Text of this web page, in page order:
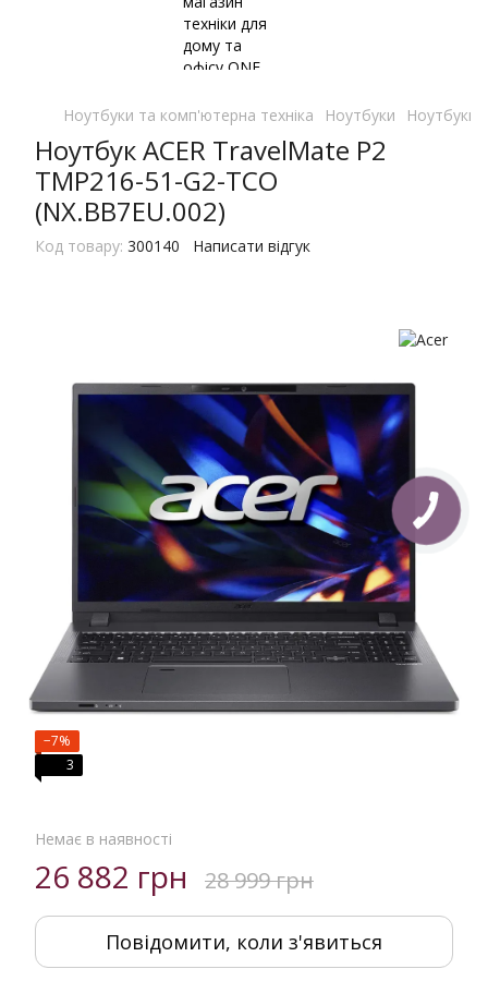
Ноутбуки та комп'ютерна техніка Ноутбуки Ноутбуки
Ноутбук ACER TravelMate P2
TMP216-51-G2-TCO
(NX.BB7EU.002)
Код товару: 300140 Написати відгук
−7%
3
Немає в наявності
26 882 грн 28 999 грн
Повідомити, коли з'явиться